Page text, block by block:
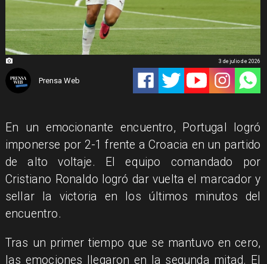
Prensa Web
3 de julio de 2026
En un emocionante encuentro, Portugal logró
imponerse por 2-1 frente a Croacia en un partido
de alto voltaje. El equipo comandado por
Cristiano Ronaldo logró dar vuelta el marcador y
sellar la victoria en los últimos minutos del
encuentro.
Tras un primer tiempo que se mantuvo en cero,
las emociones llegaron en la segunda mitad. El